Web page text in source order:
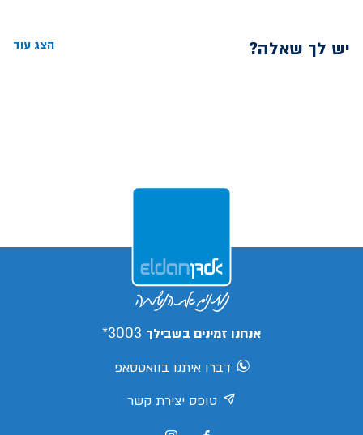
יש לך שאלה? הצג עוד
אנחנו זמינים בשבילך 3003*
דברו איתנו בוואטסאפ
טופס יצירת קשר